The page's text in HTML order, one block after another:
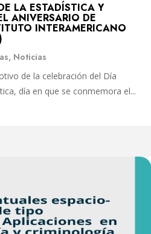
LA ESTADÍSTICA Y
ANIVERSARIO DE
INTERAMERICANO
, Noticias
de la celebración del Día
día en que se conmemora el...